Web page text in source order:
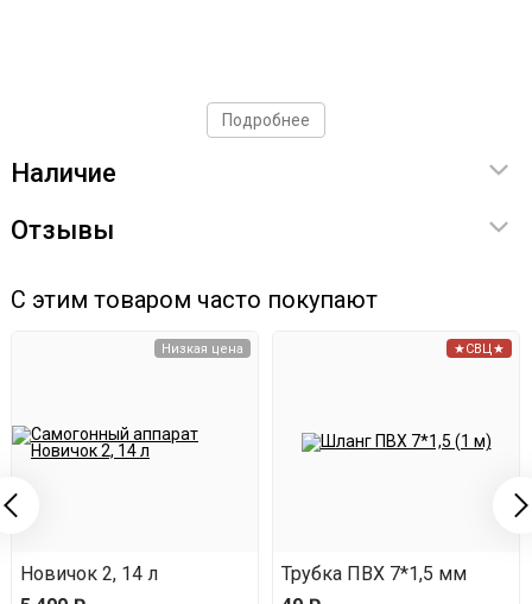
Подробнее
Наличие
Отзывы
С этим товаром часто покупают
Низкая цена
Новичок 2, 14 л
★СВЦ★
Трубка ПВХ 7*1,5 мм